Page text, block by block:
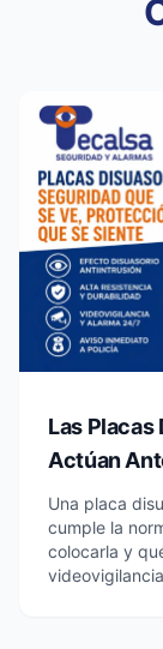
Las
Actúan
Una placa
cumple la
colocarla y